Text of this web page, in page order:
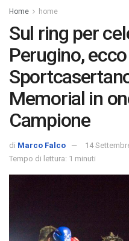
Home home
Sul ring per
Perugino,
Memorial in
Campione
di Marco Falco
14
Tempo di lettura: 1 minuti